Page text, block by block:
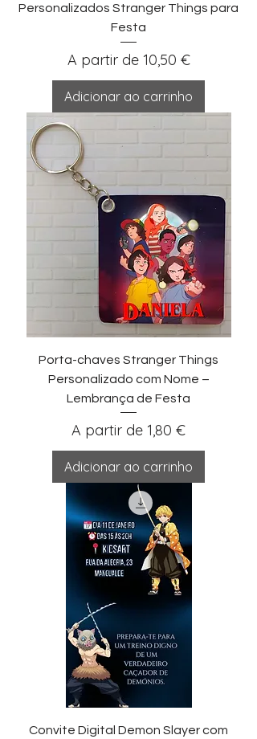
Personalizados Stranger Things para
Festa
A partir de 10,50 €
Preço promocional
Adicionar ao carrinho
Porta-chaves Stranger Things
Personalizado com Nome –
Lembrança de Festa
A partir de 1,80 €
Preço promocional
Adicionar ao carrinho
Convite Digital Demon Slayer com